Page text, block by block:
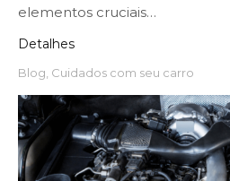
elementos cruciais…
Detalhes
Blog Cuidados com seu carro